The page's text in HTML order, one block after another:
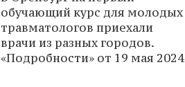
обучающий курс для молодых
травматологов приехали
врачи из разных городов.
«Подробности» от 19 мая 2024